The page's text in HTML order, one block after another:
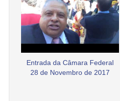
Entrada da Câmara Federal
28 de Novembro de 2017